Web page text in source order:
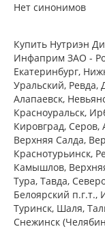
Нет синонимов
Купить Нутриэн
Инфаприм ЗАО -
Екатеринбург,
Уральский, Ревда,
Алапаевск,
Красноуральск,
Кировград, Серов,
Верхняя Салда,
Краснотурьинск,
Камышлов,
Тура, Тавда,
Белоярский п.г.т.,
Туринск, Шаля,
Снежинск